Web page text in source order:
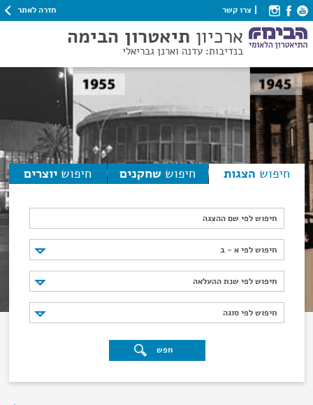
צרו קשר חזרה לאתר
ארכיון תיאטרון הבימה
בנדיבות: עדנה וארנן גבריאלי
חיפוש הצגות חיפוש שחקנים חיפוש יוצרים
חיפוש לפי שם ההצגה
חיפוש לפי א - ב
חיפוש לפי א - ב
חיפוש לפי שנת ההעלאה
חיפוש לפי שנת ההעלאה
חיפוש לפי סוגה
חיפוש לפי סוגה
חפש